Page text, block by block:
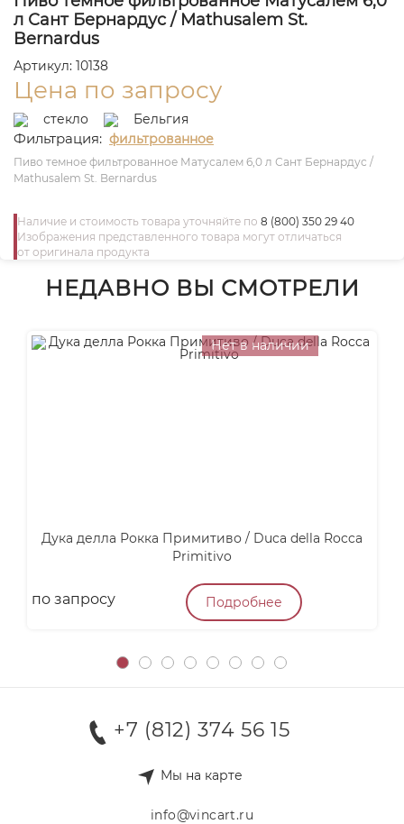
л Сант Бернардус / Mathusalem St.
Bernardus
Артикул: 10138
Цена по запросу
стекло Бельгия
Фильтрация: фильтрованное
Пиво темное фильтрованное Матусалем 6,0 л Сант Бернардус /
Mathusalem St. Bernardus
Наличие и стоимость товара уточняйте по 8 (800) 350 29 40
Изображения представленного товара могут отличаться
от оригинала продукта
НЕДАВНО ВЫ СМОТРЕЛИ
Нет в наличии
Дука делла Рокка Примитиво / Duca della Rocca
Primitivo
по запросу Подробнее
+7 (812) 374 56 15
Мы на карте
info@vincart.ru